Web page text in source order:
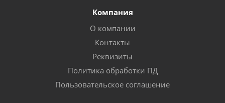
Компания
О компании
Контакты
Реквизиты
Политика обработки ПД
Пользовательское соглашение